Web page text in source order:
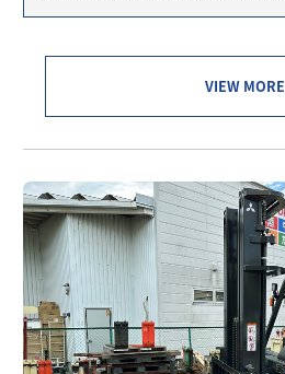
VIEW MORE